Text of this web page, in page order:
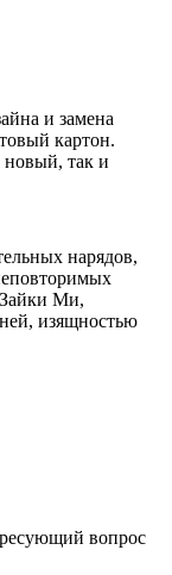
и замена
картон.
новый, так и
нарядов,
Зайки Ми,
изящностью
вопрос